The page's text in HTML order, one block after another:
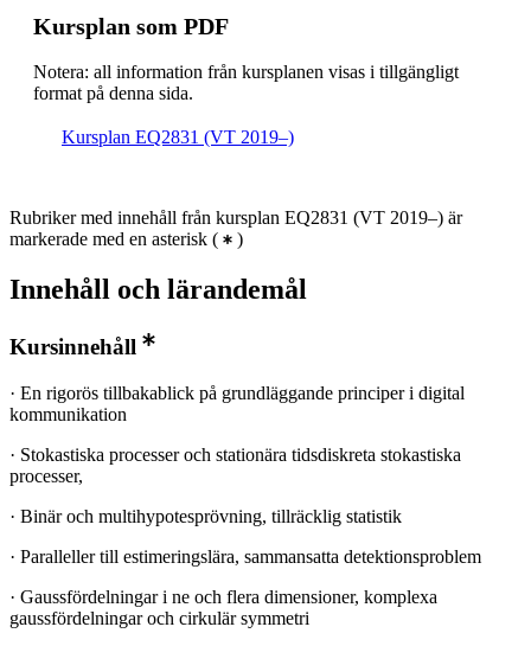
Kursplan som PDF
Notera: all information från kursplanen visas i tillgängligt
format på denna sida.
Kursplan EQ2831 (VT 2019–)
Rubriker med innehåll från kursplan EQ2831 (VT 2019–) är
markerade med en asterisk ( )
Innehåll och lärandemål
Kursinnehåll
· En rigorös tillbakablick på grundläggande principer i digital
kommunikation
· Stokastiska processer och stationära tidsdiskreta stokastiska
processer,
· Binär och multihypotesprövning, tillräcklig statistik
· Paralleller till estimeringslära, sammansatta detektionsproblem
· Gaussfördelningar i ne och flera dimensioner, komplexa
gaussfördelningar och cirkulär symmetri